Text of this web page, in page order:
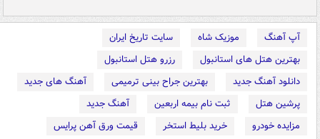
آپ آهنگ موزیک شاه
سایت تاریخ ایران
بهترین هتل های استانبول
رزرو هتل استانبول
دانلود آهنگ جدید
بهترین جراح بینی ترمیمی
آهنگ های جدید
پرشین هتل
ثبت نام بیمه اربعین
آهنگ جدید
مزایده خودرو
خرید بلیط استخر
قیمت ورق آهن پرایس